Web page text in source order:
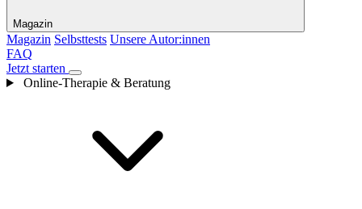
Magazin
Magazin Selbsttests Unsere Autor:innen
FAQ
Jetzt starten
Online-Therapie & Beratung